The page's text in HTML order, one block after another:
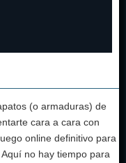
(o armaduras) de
cara a cara con
online definitivo para
no hay tiempo para